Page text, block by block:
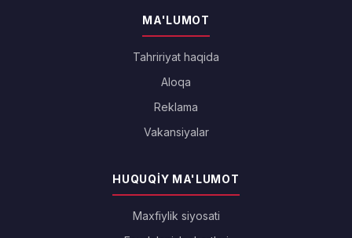
MA'LUMOT
Tahririyat haqida
Aloqa
Reklama
Vakansiyalar
HUQUQIY MA'LUMOT
Maxfiylik siyosati